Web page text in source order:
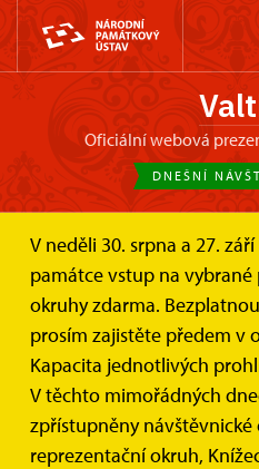
oficiální webová
DNEŠNÍ
V neděli 30. srpna a 27.
památce vstup na
okruhy zdarma.
prosím zajistěte předem v
Kapacita jednotlivých
V těchto mimořádných
zpřístupněny
reprezentační okruh,
Zámek Valtice
Zprávy
Na památku –⁠ dárkové
Na památku –⁠
na návštěvu